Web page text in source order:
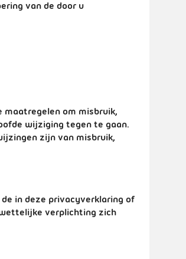
van de door u
maatregelen om misbruik,
wijziging tegen te gaan.
zijn van misbruik,
in deze privacyverklaring of
verplichting zich